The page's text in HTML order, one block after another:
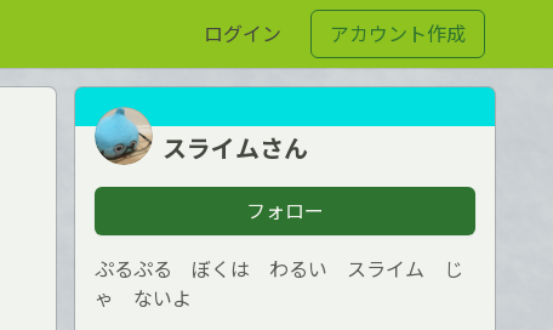
ログイン アカウント作成
スライムさん
フォロー
ぷるぷる ぼくは わるい スライム じ
ゃ ないよ